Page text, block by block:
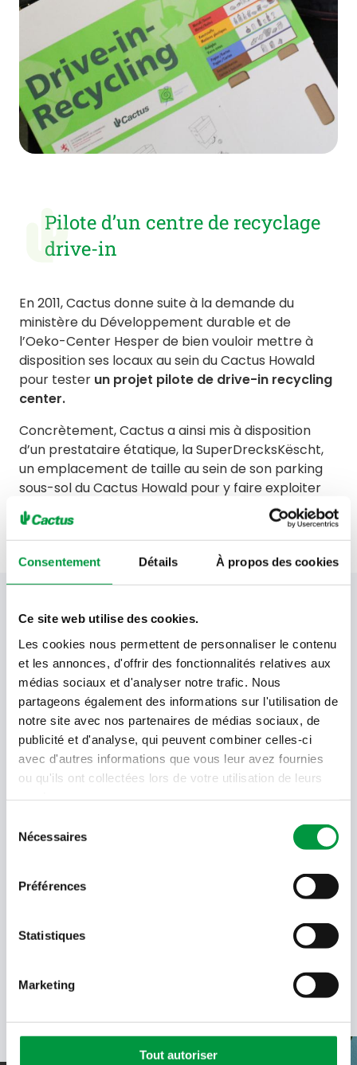
Consentement Détails À propos des cookies
Ce site web utilise des cookies.
Les cookies nous permettent de personnaliser le contenu
et les annonces, d'offrir des fonctionnalités relatives aux
médias sociaux et d'analyser notre trafic. Nous
partageons également des informations sur l'utilisation de
notre site avec nos partenaires de médias sociaux, de
publicité et d'analyse, qui peuvent combiner celles-ci
avec d'autres informations que vous leur avez fournies
ou qu'ils ont collectées lors de votre utilisation de leurs
Nécessaires
Préférences
Statistiques
Marketing
Tout autoriser
Pilote d’un centre de recyclage
drive-in
En 2011, Cactus donne suite à la demande du
ministère du Développement durable et de
l’Oeko-Center Hesper de bien vouloir mettre à
disposition ses locaux au sein du Cactus Howald
pour tester un projet pilote de drive-in recycling
center.
Concrètement, Cactus a ainsi mis à disposition
d’un prestataire étatique, la SuperDrecksKëscht,
un emplacement de taille au sein de son parking
sous-sol du Cactus Howald pour y faire exploiter
un drive-in centre de recyclage.
Votre newsletter Cactus
Offres, recettes, promotions et offres exclusives en
avant-première ! Recevez-les dans votre boîte de
réception !
Votre
adresse
email
Language
Saisissez les caractères présents
recevoir des e-mails de Cactus et acceptez la politique de
données de Cactus.